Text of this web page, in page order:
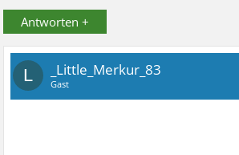
Antworten +
L _Little_Merkur_83
Gast